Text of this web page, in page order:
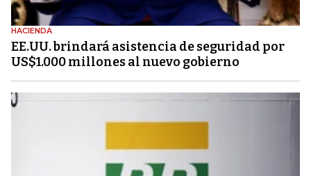
HACIENDA
EE.UU. brindará asistencia de seguridad por
US$1.000 millones al nuevo gobierno